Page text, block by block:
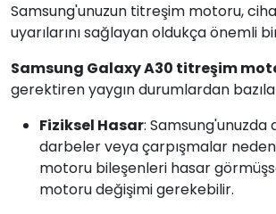
Samsung'unuzun titreşim motoru,
uyarılarını sağlayan oldukça önemli
Samsung Galaxy A30 titreşim
gerektiren yaygın durumlardan
Fiziksel Hasar: Samsung'unuzda
darbeler veya çarpışmalar
motoru bileşenleri hasar
motoru değişimi gerekebilir.